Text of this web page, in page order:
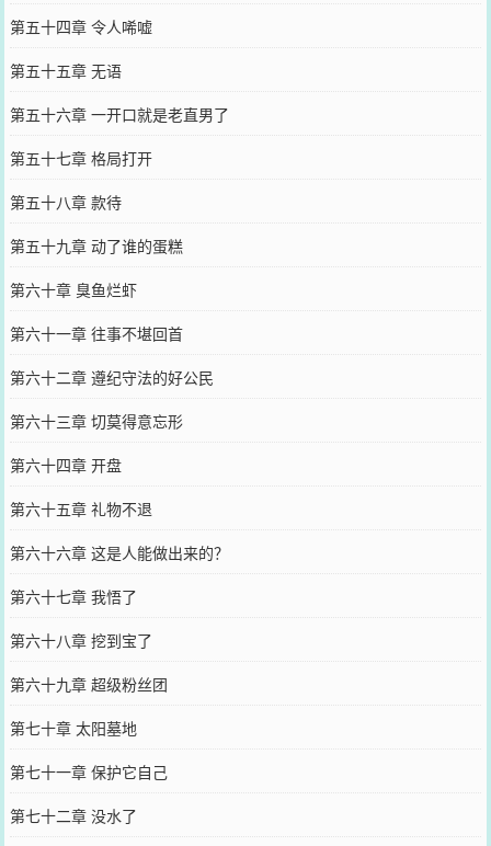
第五十四章 令人唏嘘
第五十五章 无语
第五十六章 一开口就是老直男了
第五十七章 格局打开
第五十八章 款待
第五十九章 动了谁的蛋糕
第六十章 臭鱼烂虾
第六十一章 往事不堪回首
第六十二章 遵纪守法的好公民
第六十三章 切莫得意忘形
第六十四章 开盘
第六十五章 礼物不退
第六十六章 这是人能做出来的？
第六十七章 我悟了
第六十八章 挖到宝了
第六十九章 超级粉丝团
第七十章 太阳墓地
第七十一章 保护它自己
第七十二章 没水了